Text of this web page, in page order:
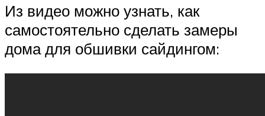
Из видео можно узнать, как
самостоятельно сделать замеры
дома для обшивки сайдингом: